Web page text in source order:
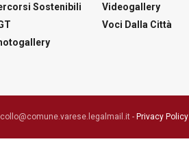
Sostenibili
Videogallery
Voci Dalla Città
- Privacy Policy